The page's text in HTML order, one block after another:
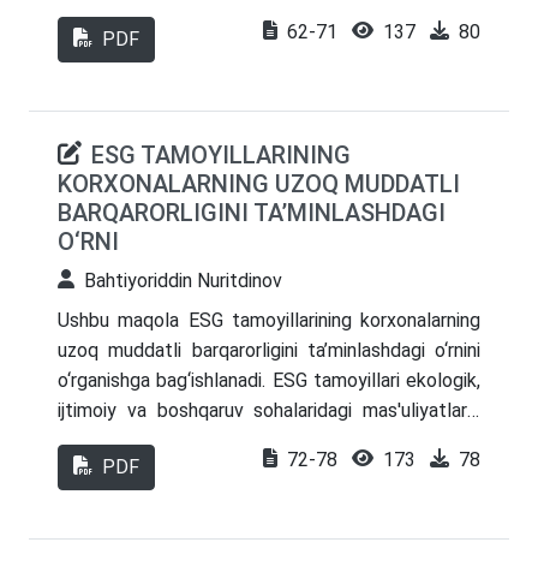
imkonini berishini ko‘rsatadi.
kommunikatsiyasi haqida fikrlari va uni tijorat
banklarida qo‘llash bo‘yicha takliflari, raqamli
natijasida xulosa va takliflar shakllantirildi.
PDF 62-71 137 80
ESG TAMOYILLARINING
KORXONALARNING UZOQ MUDDATLI
BARQARORLIGINI TA’MINLASHDAGI
O‘RNI
Bahtiyoriddin Nuritdinov
Ushbu maqola ESG tamoyillarining korxonalarning
uzoq muddatli barqarorligini ta’minlashdagi o‘rnini
o‘rganishga bag‘ishlanadi. ESG tamoyillari ekologik,
ijtimoiy va boshqaruv sohalaridagi mas'uliyatlarni
korxonalarning biznes faoliyatida amaliyotlarga
tatbiq etish orqali nafaqat jamiyat va atrof-
PDF 72-78 173 78